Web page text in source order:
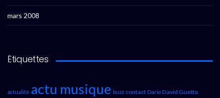
mars 2008
Étiquettes
actualité actu musique buzz contact Dario David Guetta